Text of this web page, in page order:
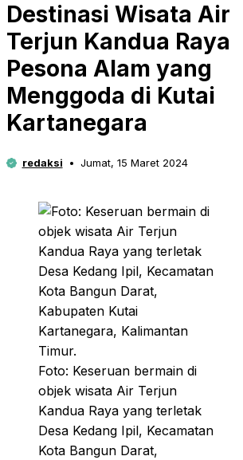
Destinasi Wisata Air
Terjun Kandua Raya
Pesona Alam yang
Menggoda di Kutai
Kartanegara
redaksi Jumat, 15 Maret 2024
Foto: Keseruan bermain di
objek wisata Air Terjun
Kandua Raya yang terletak
Desa Kedang Ipil, Kecamatan
Kota Bangun Darat,